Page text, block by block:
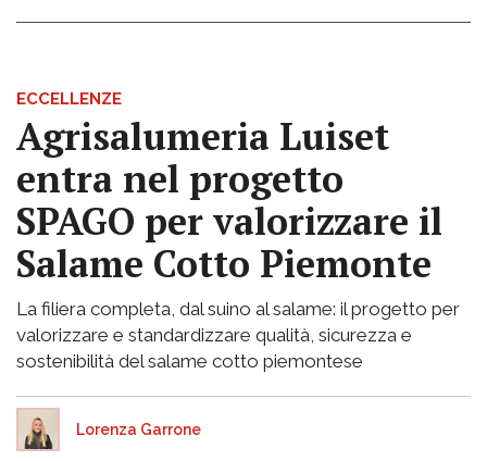
ECCELLENZE
Agrisalumeria Luiset
entra nel progetto
SPAGO per valorizzare il
Salame Cotto Piemonte
La filiera completa, dal suino al salame: il progetto per
valorizzare e standardizzare qualità, sicurezza e
sostenibilità del salame cotto piemontese
Lorenza Garrone